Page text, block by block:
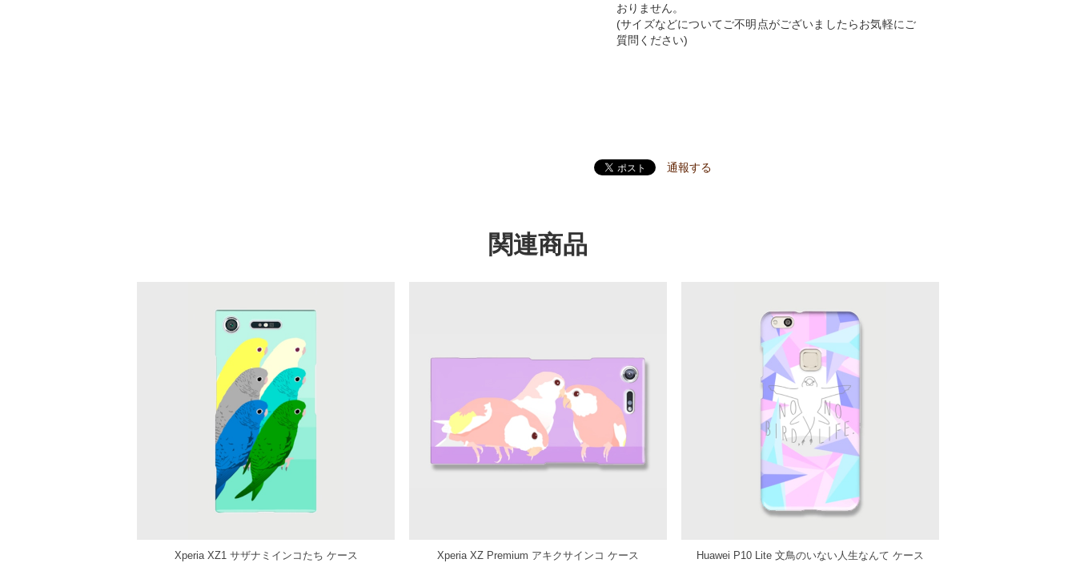
おりません。
(サイズなどについてご不明点がございましたらお気軽にご
質問ください)
通報する
関連商品
Xperia XZ1 サザナミインコたち ケース Xperia XZ Premium アキクサインコ ケース Huawei P10 Lite 文鳥のいない人生なんて ケース